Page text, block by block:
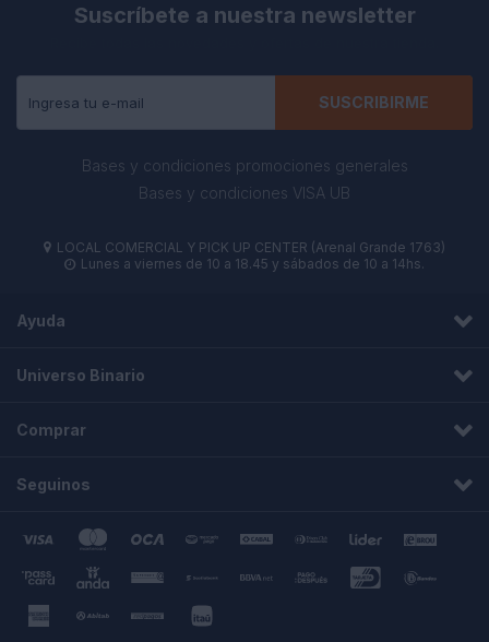
Suscríbete a nuestra newsletter
SUSCRIBIRME
Bases y condiciones promociones generales
Bases y condiciones VISA UB
 LOCAL COMERCIAL Y PICK UP CENTER (Arenal Grande 1763)
 Lunes a viernes de 10 a 18.45 y sábados de 10 a 14hs.
Ayuda
Universo Binario
Comprar
Seguinos